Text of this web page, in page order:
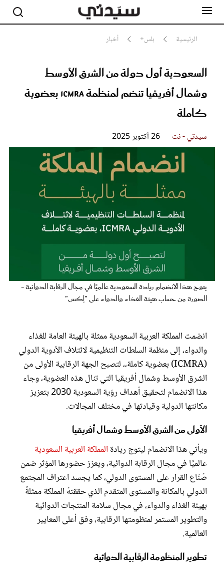
الرئيسية بلس+ أخبار
السعودية أول دولة من الشرق الأوسط
وشمال أفريقيا تنضم لمنظمة ICMRA بعضوية
كاملة
سيدتي - نت 26 أكتوبر 2025
يتوج هذا الانضمام ريادة السعودية عالميًّا في مجال الرقابة الدوائية -
الصورة من حساب هيئة الغذاء والدواء على "إكس"
انضمت المملكة العربية السعودية ممثلة بالهيئة العامة للغذاء
والدواء، إلى منظمة السلطات التنظيمية لائتلاف الأدوية الدولي
(ICMRA) بعضوية كاملة،، لتصبح الجهة الرقابية الأولى من
الشرق الأوسط وشمال أفريقيا التي تنال هذه العضوية، وجاء
هذا الانضمام لتحقيق أهداف رؤية السعودية 2030 بتعزيز
مكانتها الدولية وقيادتها في مختلف المجالات.
الأولى من الشرق الأوسط وشمال أفريقيا
ويأتي هذا الانضمام ليتوج ريادة المملكة العربية السعودية
عالميًّا في مجال الرقابة الدوائية، ويعزز حضورها المؤثر ضمن
صُنّاع القرار على المستوى الدولي، كما يجسد اعتراف المجتمع
الدولي بالمكانة والمستوى المتقدم الذي حققتهُ المملكة ممثلةً
بهيئة الغذاء والدواء، في مجال سلامة المنتجات الدوائية
والتطوير المستمر لمنظومتها الرقابية، وفق أعلى المعايير
العالمية.
تطوير المنظومة الرقابية الدوائية
مشاهير
جمال
سيدتي وطفلك
بلس+
مقالات الرأي
عروس سيدتي
مجلة سيدتي
غلاف رفمي